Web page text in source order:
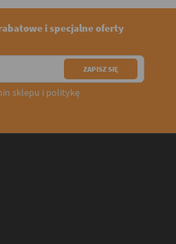
i specjalne oferty
sklepu i politykę